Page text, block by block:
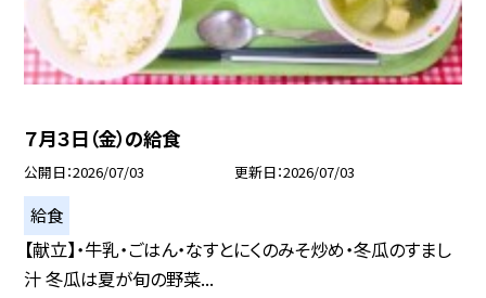
７月３日（金）の給食
公開日 2026/07/03 更新日 2026/07/03
給食
【献立】・牛乳・ごはん・なすとにくのみそ炒め・冬瓜のすまし
汁 冬瓜は夏が旬の野菜...